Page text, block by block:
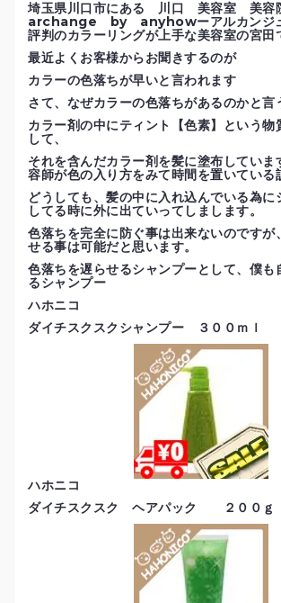
埼玉県川口市にある 川口 美容室 美容
archange by anyhowーアルカンジ
評判のカラーリングが上手な美容室の宮田
最近よくお客様からお聞きするのが
カラーの色落ちが早いと言われます
さて、なぜカラーの色落ちがあるのかと言
カラー剤の中にティント【色素】という物
して、
それを含んだカラー剤を髪に塗布していま
容師が色の入り方をみて時間を置いている
どうしても、髪の中に入れ込んでいる為に
してる時に外に出ていってしまします。
色落ちを完全に防ぐ事は出来ないのですが
せる事は可能だと思います。
色落ちを遅らせるシャンプーとして、僕も
るシャンプー
ハホニコ
ダイチスクスクシャンプー ３００ｍ
ハホニコ
ダイチスクスク ヘアパック ２００